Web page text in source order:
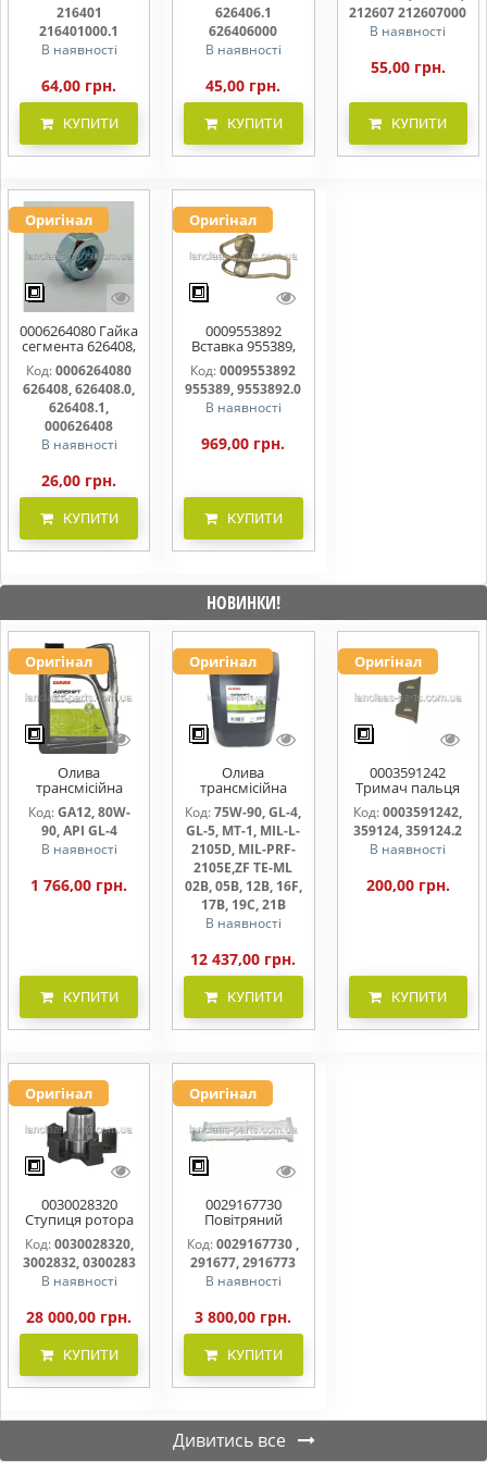
216401000
216401
216401000.1
В наявності
64,00 грн.
КУПИТИ
626406.1
626406000
В наявності
45,00 грн.
КУПИТИ
212607 212607000
В наявності
55,00 грн.
КУПИТИ
Оригінал
0006264080 Гайка
сегмента 626408,
626408.0,
626408.1,
000626408
Код:0006264080
626408, 626408.0,
626408.1,
000626408
В наявності
26,00 грн.
КУПИТИ
Оригінал
0009553892
Вставка 955389,
9553892.0
Код: 0009553892
955389, 9553892.0
В наявності
969,00 грн.
КУПИТИ
НОВИНКИ!
Оригінал
Олива
трансмісійна
AGRISHIFT GA12 5
л
Код:GA12, 80W-
90, API GL-4
В наявності
1 766,00 грн.
КУПИТИ
Оригінал
Олива
трансмісійна
AGRISHIFT SYN FE
75W90 20л
Код: 75W-90, GL-4,
GL-5, MT-1, MIL-L-
2105D, MIL-PRF-
2105E,ZF TE-ML
02B, 05B, 12B, 16F,
17B, 19C, 21B
В наявності
12 437,00 грн.
КУПИТИ
Оригінал
0003591242
Тримач пальця
жниварки
Код:0003591242,
359124, 359124.2
В наявності
200,00 грн.
КУПИТИ
Оригінал
0030028320
Ступиця ротора
CLAAS
Код:0030028320,
3002832, 0300283
В наявності
28 000,00 грн.
КУПИТИ
Оригінал
0029167730
Повітряний
фільтр бака
(фільтр AdBlue)
Код: 0029167730 ,
291677, 2916773
В наявності
3 800,00 грн.
КУПИТИ
Дивитись все